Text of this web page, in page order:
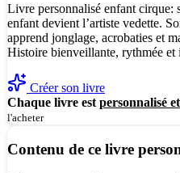
Livre personnalisé enfant cirque:
enfant devient l’artiste vedette.
apprend jonglage, acrobaties et
Histoire bienveillante, rythmée et
Créer son livre
Chaque livre est personnalisé
l'acheter
Contenu de ce livre